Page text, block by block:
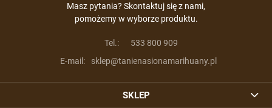
Masz pytania? Skontaktuj się z nami,
pomożemy w wyborze produktu.
Tel.:
533 800 909
E-mail:
sklep@tanienasionamarihuany.pl
SKLEP